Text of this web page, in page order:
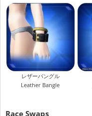
レザーバングル
Leather Bangle
Race Swaps